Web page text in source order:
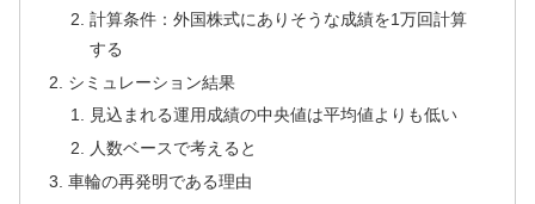
計算条件：外国株式にありそうな成績を1万回計算
する
シミュレーション結果
見込まれる運用成績の中央値は平均値よりも低い
人数ベースで考えると
車輪の再発明である理由